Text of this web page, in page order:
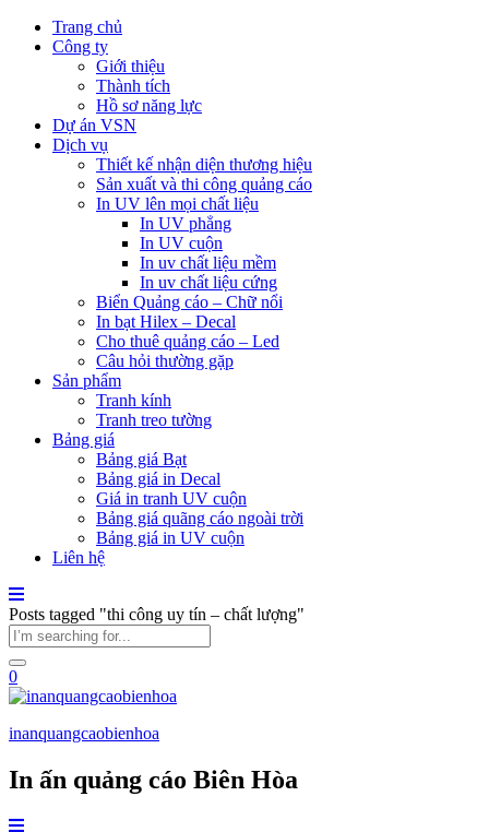
Trang chủ
Công ty
Giới thiệu
Thành tích
Hồ sơ năng lực
Dự án VSN
Dịch vụ
Thiết kế nhận diện thương hiệu
Sản xuất và thi công quảng cáo
In UV lên mọi chất liệu
In UV phẳng
In UV cuộn
In uv chất liệu mềm
In uv chất liệu cứng
Biển Quảng cáo – Chữ nổi
In bạt Hilex – Decal
Cho thuê quảng cáo – Led
Câu hỏi thường gặp
Sản phẩm
Tranh kính
Tranh treo tường
Bảng giá
Bảng giá Bạt
Bảng giá in Decal
Giá in tranh UV cuộn
Bảng giá quãng cáo ngoài trời
Bảng giá in UV cuộn
Liên hệ
Posts tagged "thi công uy tín – chất lượng"
0
inanquangcaobienhoa
In ấn quảng cáo Biên Hòa